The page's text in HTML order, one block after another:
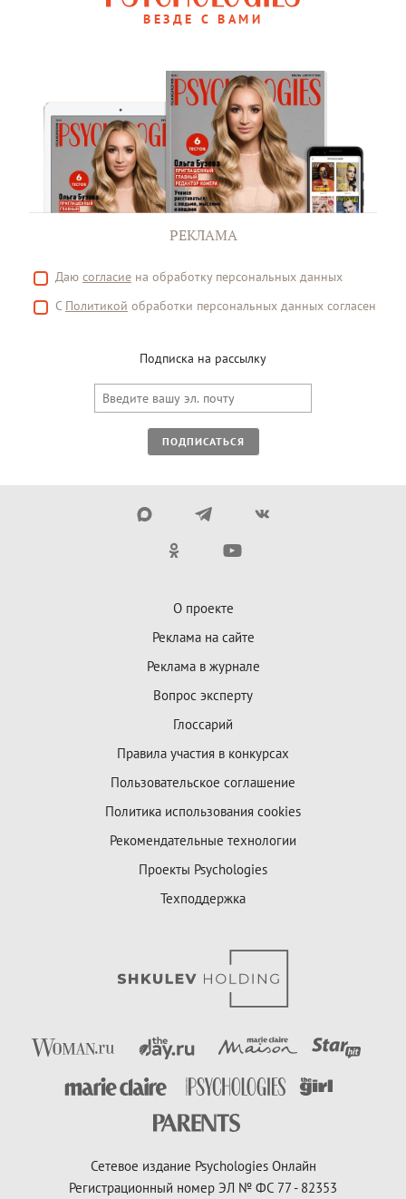
ВЕЗДЕ С ВАМИ
РЕКЛАМА
Даю согласие на обработку персональных данных
С Политикой обработки персональных данных согласен
Подписка на рассылку
ПОДПИСАТЬСЯ
О проекте
Реклама на сайте
Реклама в журнале
Вопрос эксперту
Глоссарий
Правила участия в конкурсах
Пользовательское соглашение
Политика использования cookies
Рекомендательные технологии
Проекты Psychologies
Техподдержка
Сетевое издание Psychologies Онлайн
Регистрационный номер ЭЛ № ФС 77 - 82353